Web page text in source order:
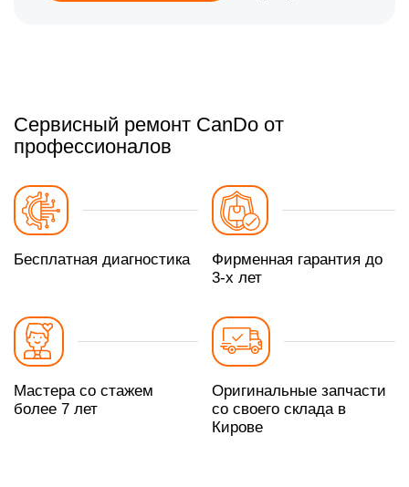
Сервисный ремонт CanDo от
профессионалов
Бесплатная диагностика
Фирменная гарантия до
3-х лет
Мастера со стажем
более 7 лет
Оригинальные запчасти
со своего склада в
Кирове